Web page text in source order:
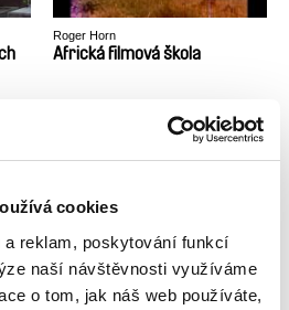
cookies
a reklam, poskytování funkcí
naší návštěvnosti využíváme
o tom, jak náš web používáte,
Roger Horn
Africká filmová škola
Pilar Monsell
Africa 815